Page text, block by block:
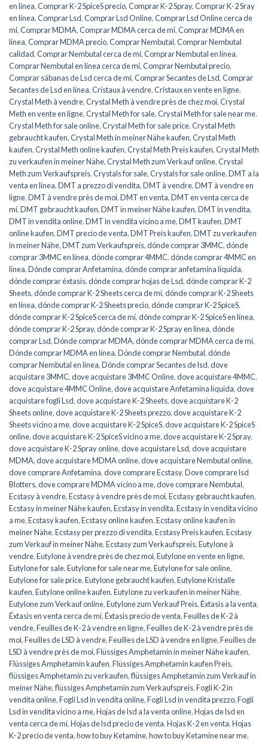
en línea,Comprar K-2 SpiceS precio,Comprar K-2 Spray,Comprar K-2 Sray
en línea,Comprar Lsd,Comprar Lsd Online,Comprar Lsd Online cerca de
mí,Comprar MDMA,Comprar MDMA cerca de mí,Comprar MDMA en
línea,Comprar MDMA precio,Comprar Nembutal,Comprar Nembutal
calidad,Comprar Nembutal cerca de mí,Comprar Nembutal en línea,
Comprar Nembutal en línea cerca de mí,Comprar Nembutal precio,
Comprar sábanas de Lsd cerca de mí,Comprar Secantes de Lsd,Comprar
Secantes de Lsd en línea,Cristaux à vendre,Cristaux en vente en ligne,
Crystal Meth à vendre,Crystal Meth à vendre près de chez moi,Crystal
Meth en vente en ligne,Crystal Meth for sale,Crystal Meth for sale near me,
Crystal Meth for sale online,Crystal Meth for sale price,Crystal Meth
gebraucht kaufen,Crystal Meth in meiner Nähe kaufen,Crystal Meth
kaufen,Crystal Meth online kaufen,Crystal Meth Preis kaufen,Crystal Meth
zu verkaufen in meiner Nähe,Crystal Meth zum Verkauf online,Crystal
Meth zum Verkaufspreis,Crystals for sale,Crystals for sale online,DMT a la
venta en línea,DMT a prezzo di vendita,DMT à vendre,DMT à vendre en
ligne,DMT à vendre près de moi,DMT en venta,DMT en venta cerca de
mí,DMT gebraucht kaufen,DMT in meiner Nähe kaufen,DMT in vendita,
DMT in vendita online,DMT in vendita vicino a me,DMT kaufen,DMT
online kaufen,DMT precio de venta,DMT Preis kaufen,DMT zu verkaufen
in meiner Nähe,DMT zum Verkaufspreis,dónde comprar 3MMC,dónde
comprar 3MMC en línea,dónde comprar 4MMC,dónde comprar 4MMC en
línea,Dónde comprar Anfetamina,dónde comprar anfetamina líquida,
dónde comprar éxtasis,dónde comprar hojas de Lsd,dónde comprar K-2
Sheets,dónde comprar K-2 Sheets cerca de mí,dónde comprar K-2 Sheets
en línea,dónde comprar K-2 Sheets precio,dónde comprar K-2 SpiceS,
dónde comprar K-2 SpiceS cerca de mí,dónde comprar K-2 SpiceS en línea,
dónde comprar K-2 Spray,dónde comprar K-2 Spray en línea,dónde
comprar Lsd,Dónde comprar MDMA,dónde comprar MDMA cerca de mí,
Dónde comprar MDMA en línea,Dónde comprar Nembutal,dónde
comprar Nembutal en línea,Dónde comprar Secantes de lsd,dove
acquistare 3MMC,dove acquistare 3MMC Online,dove acquistare 4MMC,
dove acquistare 4MMC Online,dove acquistare Anfetamina liquida,dove
acquistare fogli Lsd,dove acquistare K-2 Sheets,dove acquistare K-2
Sheets online,dove acquistare K-2 Sheets prezzo,dove acquistare K-2
Sheets vicino a me,dove acquistare K-2 SpiceS,dove acquistare K-2 SpiceS
online,dove acquistare K-2 SpiceS vicino a me,dove acquistare K-2 Spray,
dove acquistare K-2 Spray online,dove acquistare Lsd,dove acquistare
MDMA,dove acquistare MDMA online,dove acquistare Nembutal online,
dove comprare Anfetamina,dove comprare Ecstasy,Dove comprare lsd
Blotters,dove comprare MDMA vicino a me,dove comprare Nembutal,
Ecstasy à vendre,Ecstasy à vendre près de moi,Ecstasy gebraucht kaufen,
Ecstasy in meiner Nähe kaufen,Ecstasy in vendita,Ecstasy in vendita vicino
a me,Ecstasy kaufen,Ecstasy online kaufen,Ecstasy online kaufen in
meiner Nähe,Ecstasy per prezzo di vendita,Ecstasy Preis kaufen,Ecstasy
zum Verkauf in meiner Nähe,Ecstasy zum Verkaufspreis,Eutylone à
vendre,Eutylone à vendre près de chez moi,Eutylone en vente en ligne,
Eutylone for sale,Eutylone for sale near me,Eutylone for sale online,
Eutylone for sale price,Eutylone gebraucht kaufen,Eutylone Kristalle
kaufen,Eutylone online kaufen,Eutylone zu verkaufen in meiner Nähe,
Eutylone zum Verkauf online,Eutylone zum Verkauf Preis,Éxtasis a la venta,
Éxtasis en venta cerca de mí,Éxtasis precio de venta,Feuilles de K-2 à
vendre,Feuilles de K-2 à vendre en ligne,Feuilles de K-2 à vendre près de
moi,Feuilles de LSD à vendre,Feuilles de LSD à vendre en ligne,Feuilles de
LSD à vendre près de moi,Flüssiges Amphetamin in meiner Nähe kaufen,
Flüssiges Amphetamin kaufen,Flüssiges Amphetamin kaufen Preis,
flüssiges Amphetamin zu verkaufen,flüssiges Amphetamin zum Verkauf in
meiner Nähe,flüssiges Amphetamin zum Verkaufspreis,Fogli K-2 in
vendita online,Fogli Lsd in vendita online,Fogli Lsd in vendita prezzo,Fogli
Lsd in vendita vicino a me,Hojas de lsd a la venta online,Hojas de lsd en
venta cerca de mí,Hojas de lsd precio de venta,Hojas K-2 en venta,Hojas
K-2 precio de venta,how to buy Ketamine,how to buy Ketamine near me,